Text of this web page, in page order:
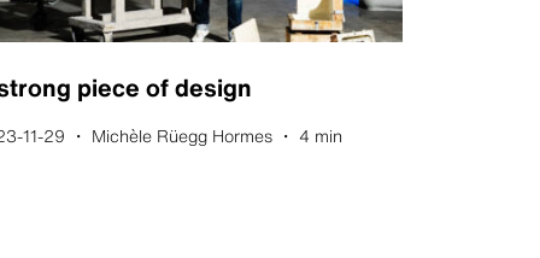
piece of design
11-29 ・ Michèle Rüegg Hormes ・ 4 min